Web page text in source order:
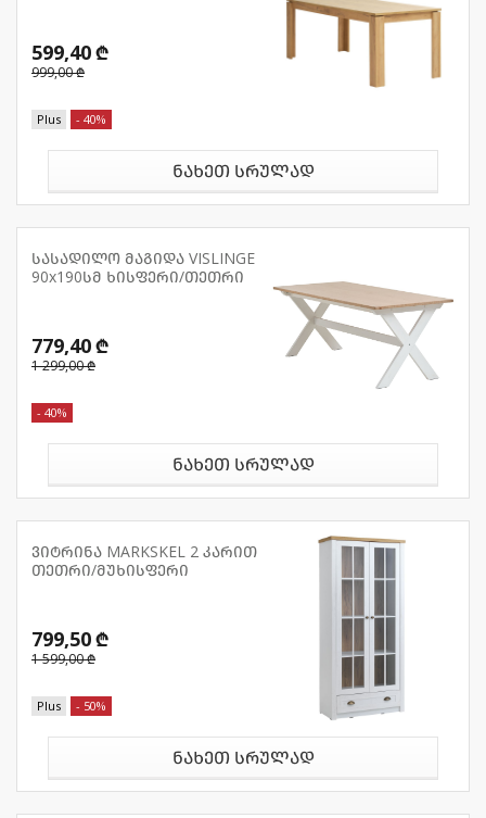
599,40 ₾
999,00 ₾
Plus - 40%
ნახეთ სრულად
სასადილო მაგიდა VISLINGE
90x190სმ ხისფერი/თეთრი
779,40 ₾
1 299,00 ₾
- 40%
ნახეთ სრულად
ვიტრინა MARKSKEL 2 კარით
თეთრი/მუხისფერი
799,50 ₾
1 599,00 ₾
Plus - 50%
ნახეთ სრულად